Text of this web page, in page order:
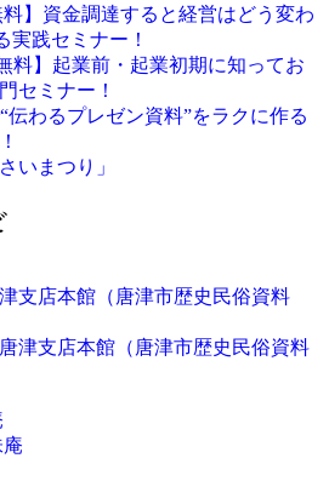
料】資金調達すると経営はどう変わ
実践セミナー！
料】起業前・起業初期に知ってお
セミナー！
伝わるプレゼン資料”をラクに作る
いまつり」
支店本館（唐津市歴史民俗資料